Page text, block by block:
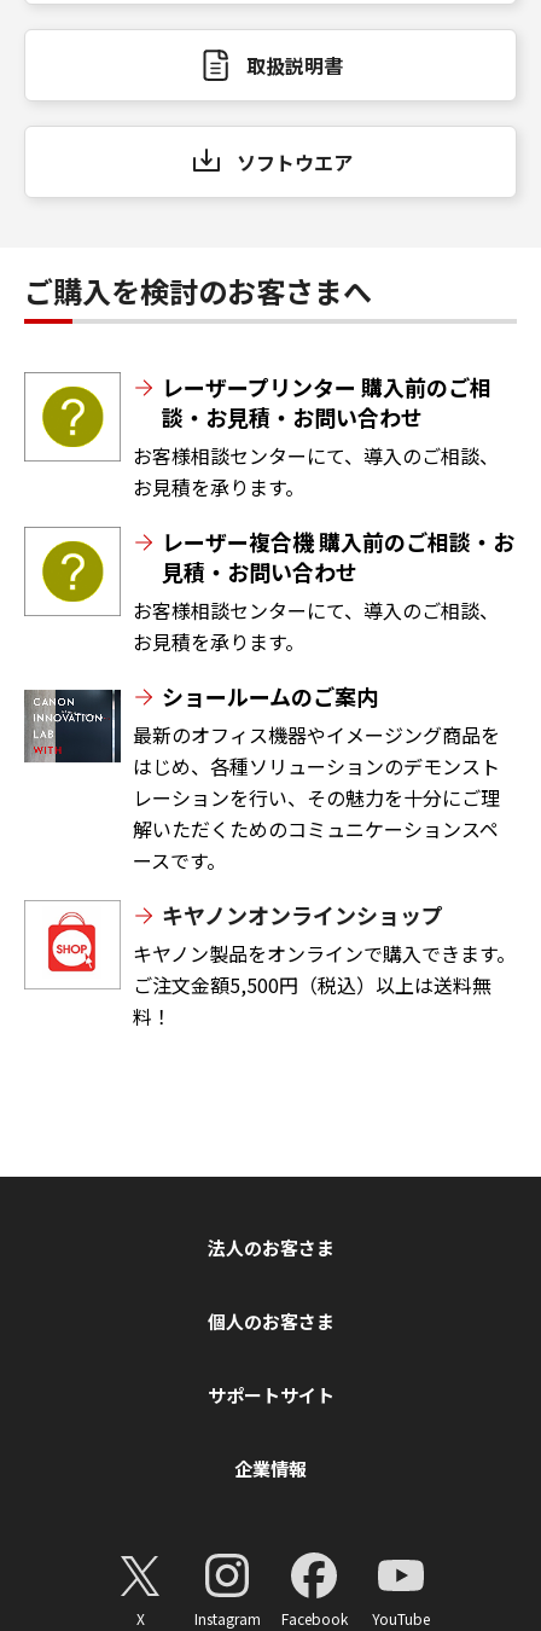
取扱説明書
ソフトウエア
ご購入を検討のお客さまへ
レーザープリンター 購入前のご相
談・お見積・お問い合わせ
お客様相談センターにて、導入のご相談、
お見積を承ります。
レーザー複合機 購入前のご相談・お
見積・お問い合わせ
お客様相談センターにて、導入のご相談、
お見積を承ります。
ショールームのご案内
最新のオフィス機器やイメージング商品を
はじめ、各種ソリューションのデモンスト
レーションを行い、その魅力を十分にご理
解いただくためのコミュニケーションスペ
ースです。
キヤノンオンラインショップ
キヤノン製品をオンラインで購入できます。
ご注文金額5,500円（税込）以上は送料無
料！
法人のお客さま
個人のお客さま
サポートサイト
企業情報
X Instagram Facebook YouTube